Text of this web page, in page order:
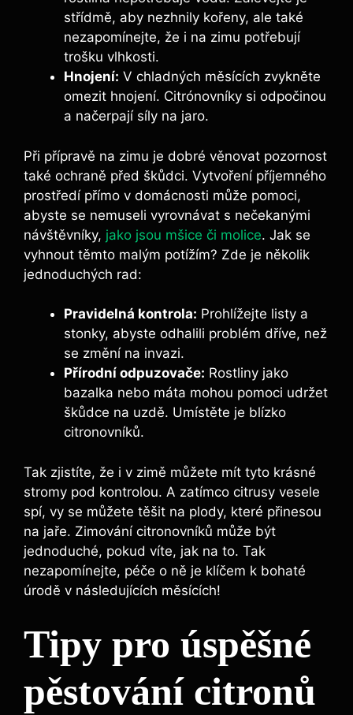
střídmě, aby nezhnily kořeny, ale také
nezapomínejte, že i na zimu potřebují
trošku vlhkosti.
Hnojení: V chladných měsících zvykněte
omezit hnojení. Citrónovníky si odpočinou
a načerpají síly na jaro.
Při přípravě na zimu je dobré věnovat pozornost
také ochraně před škůdci. Vytvoření příjemného
prostředí přímo v domácnosti může pomoci,
abyste se nemuseli vyrovnávat s nečekanými
návštěvníky, jako jsou mšice či molice. Jak se
vyhnout těmto malým potížím? Zde je několik
jednoduchých rad:
Pravidelná kontrola: Prohlížejte listy a
stonky, abyste odhalili problém dříve, než
se změní na invazi.
Přírodní odpuzovače: Rostliny jako
bazalka nebo máta mohou pomoci udržet
škůdce na uzdě. Umístěte je blízko
citronovníků.
Tak zjistíte, že i v zimě můžete mít tyto krásné
stromy pod kontrolou. A zatímco citrusy vesele
spí, vy se můžete těšit na plody, které přinesou
na jaře. Zimování citronovníků může být
jednoduché, pokud víte, jak na to. Tak
nezapomínejte, péče o ně je klíčem k bohaté
úrodě v následujících měsících!
Tipy pro úspěšné
pěstování citronů